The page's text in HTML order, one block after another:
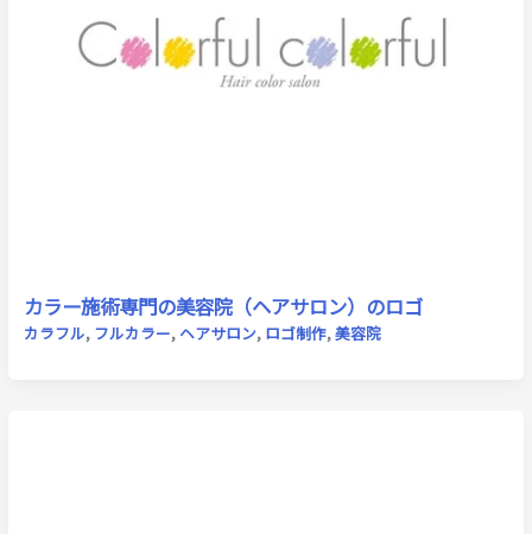
カラー施術専門の美容院（ヘアサロン）のロゴ
カラフル, フルカラー, ヘアサロン, ロゴ制作,美容院